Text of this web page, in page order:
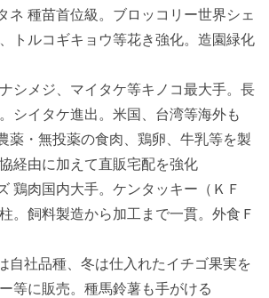
ネ 種苗首位級。ブロッコリー世界シェ
トルコギキョウ等花き強化。造園緑化
シメジ、マイタケ等キノコ最大手。長
シイタケ進出。米国、台湾等海外も
薬・無投薬の食肉、鶏卵、牛乳等を製
経由に加えて直販宅配を強化
鶏肉国内大手。ケンタッキー（ＫＦ
。飼料製造から加工まで一貫。外食Ｆ
自社品種、冬は仕入れたイチゴ果実を
等に販売。種馬鈴薯も手がける